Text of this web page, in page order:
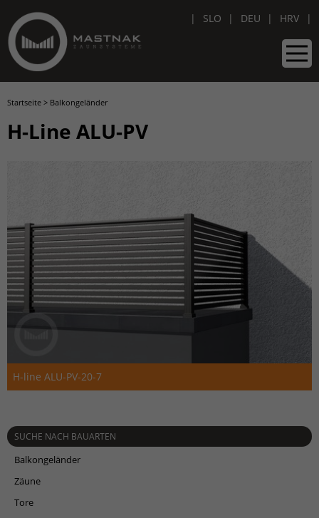
SLO DEU HRV
SUCHE NACH BAUARTEN
Balkongeländer
Zäune
Tore
Startseite > Balkongeländer
H-Line ALU-PV
H-line ALU-PV-20-7